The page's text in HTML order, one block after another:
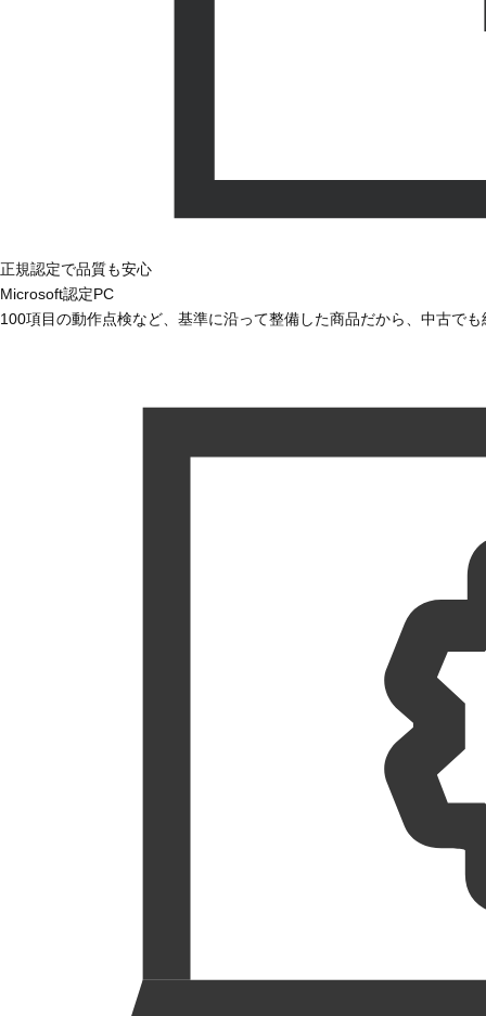
正規認定で品質も安心
Microsoft認定PC
100項目の動作点検など、基準に沿って整備した商品だから、中古で